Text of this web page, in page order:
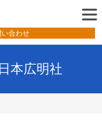
い合わせ
本広明社